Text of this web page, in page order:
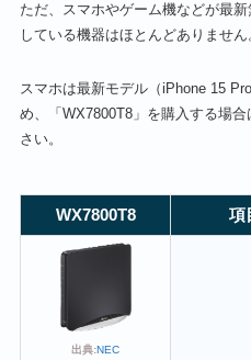
ただ、スマホやゲーム機などが最
している機器はほとんどありません
スマホは最新モデル（iPhone 15
め、「WX7800T8」を購入する場
さい。
WX7800T8 項
出典:NEC